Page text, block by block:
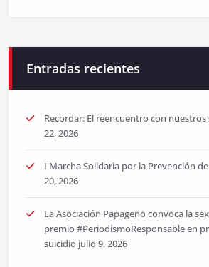
Entradas recientes
Recordar: El reencuentro con
22, 2026
I Marcha Solidaria por la Prevención
20, 2026
La Asociación Papageno convoca la
premio #PeriodismoResponsable en
suicidio julio 9, 2026